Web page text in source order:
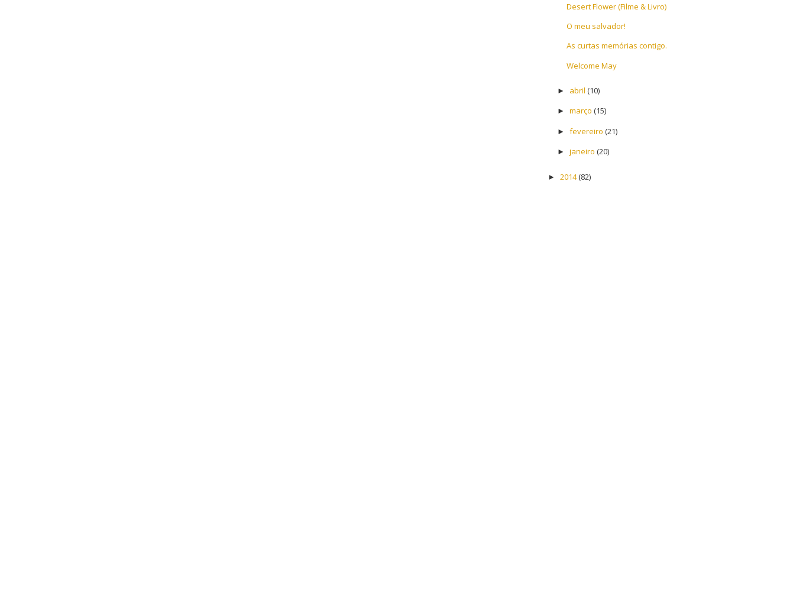
Desert Flower (Filme & Livro)
O meu salvador!
As curtas memórias contigo.
Welcome May
► abril (10)
► março (15)
► fevereiro (21)
► janeiro (20)
► 2014(82)